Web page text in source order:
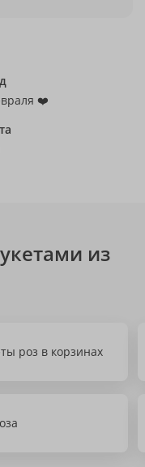
❤️
из
роз в корзинах